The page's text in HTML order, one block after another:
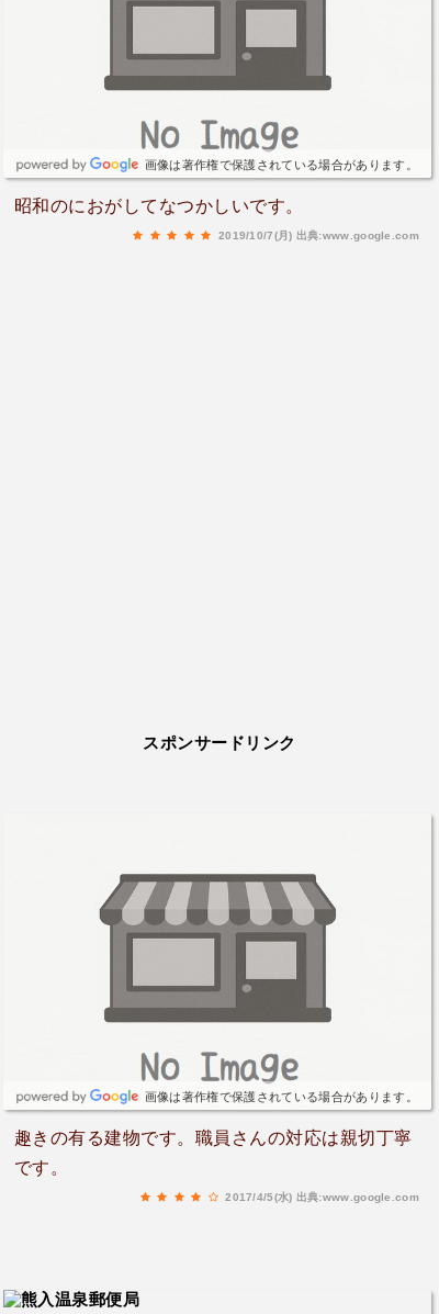
画像は著作権で保護されている場合があります。
昭和のにおがしてなつかしいです。
2019/10/7(月) 出典:www.google.com
スポンサードリンク
画像は著作権で保護されている場合があります。
趣きの有る建物です。職員さんの対応は親切丁寧
です。
2017/4/5(水) 出典:www.google.com